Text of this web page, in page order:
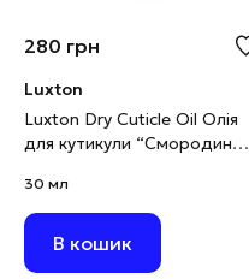
280 грн
Luxton
Luxton Dry Cuticle Oil Олія
для кутикули “Смородина”,
30 мл
В кошик